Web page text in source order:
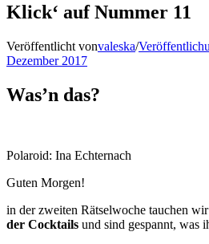
Klick‘ auf Nummer 11
Veröffentlicht vonvaleska/
Dezember 2017
Was’n das?
Polaroid: Ina Echternach
Guten Morgen!
in der zweiten Rätselwoche tauchen
der Cocktails und sind gespannt, was